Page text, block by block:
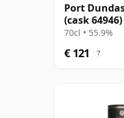
Port
(cask
Collection
70cl • 55.9%
€ 121 ?